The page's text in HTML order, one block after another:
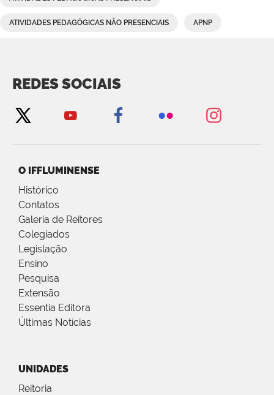
ATIVIDADES PEDAGÓGICAS NÃO PRESENCIAIS APNP
REDES SOCIAIS
O IFFLUMINENSE
Histórico
Contatos
Galeria de Reitores
Colegiados
Legislação
Ensino
Pesquisa
Extensão
Essentia Editora
Últimas Notícias
UNIDADES
Reitoria